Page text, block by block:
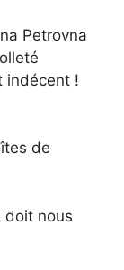
Petrovna
indécent !
de
doit nous